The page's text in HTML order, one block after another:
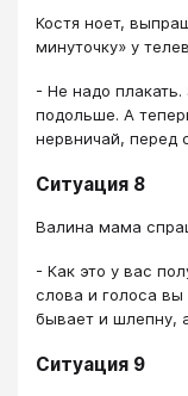
Костя ноет,
минуточку» у
- Не надо
подольше. А
нервничай, перед
Ситуация 8
Валина мама
- Как это у вас
слова и голоса вы
бывает и шлепну,
Ситуация 9